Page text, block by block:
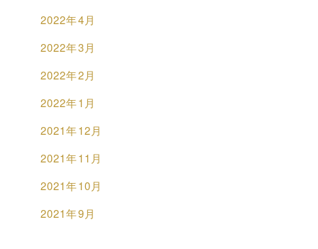
2022年4月
2022年3月
2022年2月
2022年1月
2021年12月
2021年11月
2021年10月
2021年9月